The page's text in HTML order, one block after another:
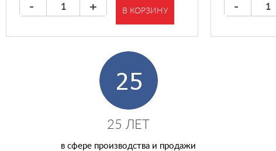
- + В КОРЗИНУ -
25 ЛЕТ
в сфере производства и продажи